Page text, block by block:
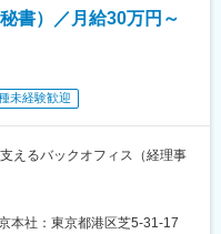
書）／月給30万円～
未経験歓迎
えるバックオフィス（経理事
本社：東京都港区芝5-31-17